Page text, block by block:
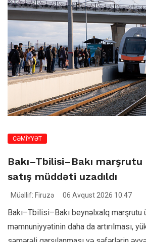
CƏMİYYƏT
Bakı–Tbilisi–Bakı
satış müddəti uzadıldı
Müəllif: Firuzə 06 Avqust 2026 10:47
Bakı–Tbilisi–Bakı beynəlxalq marşrutu
məmnuniyyətinin daha da artırılması,